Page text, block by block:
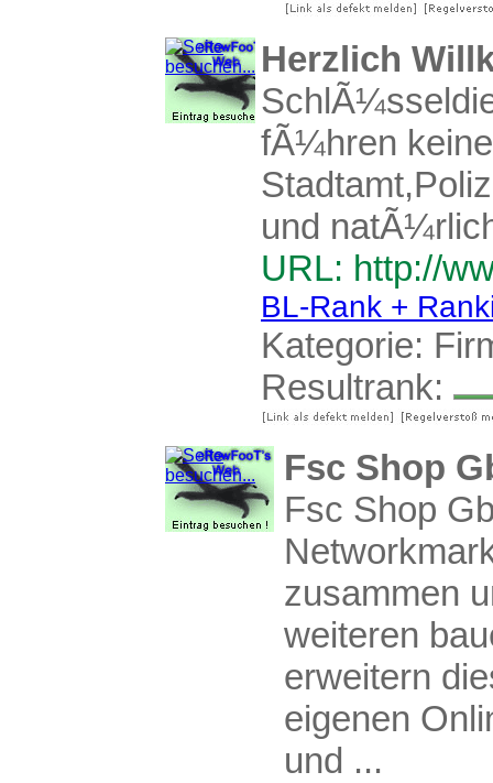
Herzlich
fÃ¼hren
und
URL: http://
BL-Rank +
Kategorie:
Resultrank:
Fsc Shop
Fsc Shop
zusammen
weiteren
erweitern
eigenen
und ...